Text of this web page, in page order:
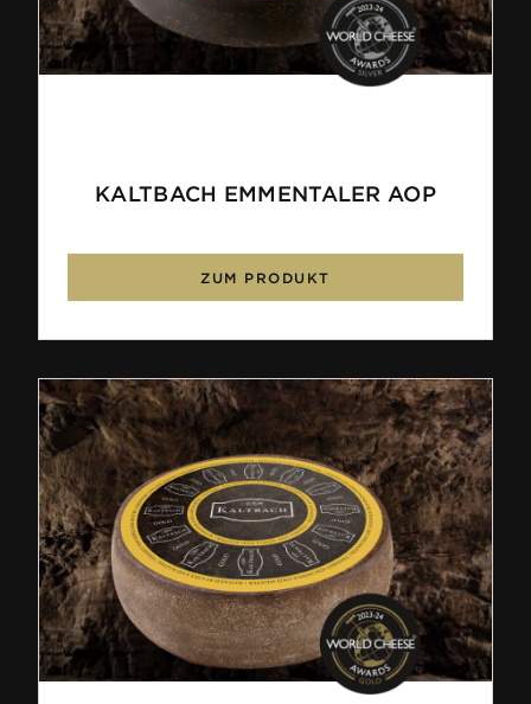
KALTBACH EMMENTALER AOP
ZUM PRODUKT